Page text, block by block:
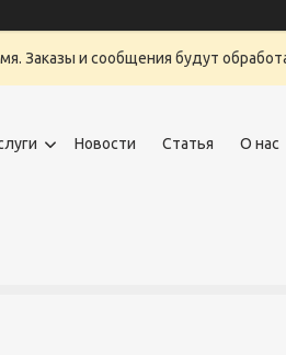
Заказы и сообщения будут
Новости Статья О нас